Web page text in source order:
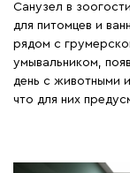
Санузел в
для питомцев и
рядом с
умывальником,
день с животными
что для них